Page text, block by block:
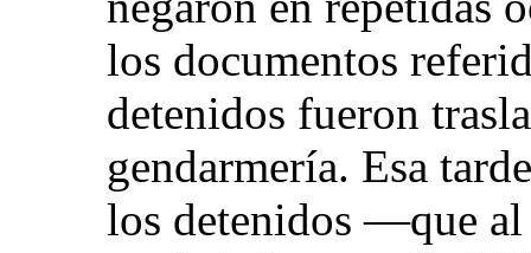
los documentos
detenidos fueron
gendarmería. Esa
los detenidos —que